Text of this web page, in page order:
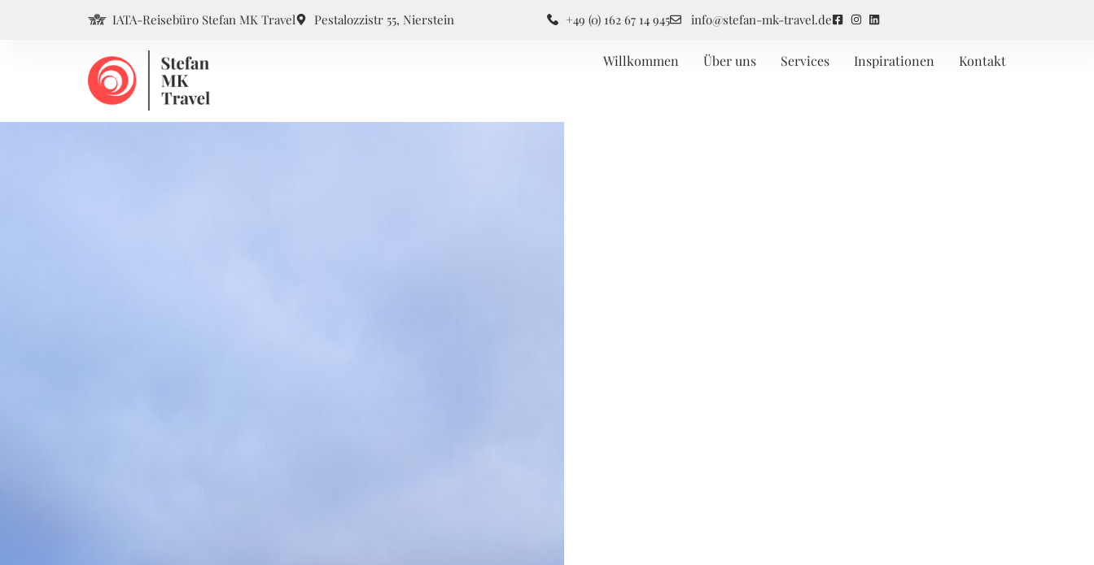
IATA-Reisebüro Stefan MK Travel Pestalozzistr 55, Nierstein +49 (0) 162 67 14 945 info@stefan-mk-travel.de
Willkommen Über uns Services Inspirationen Kontakt